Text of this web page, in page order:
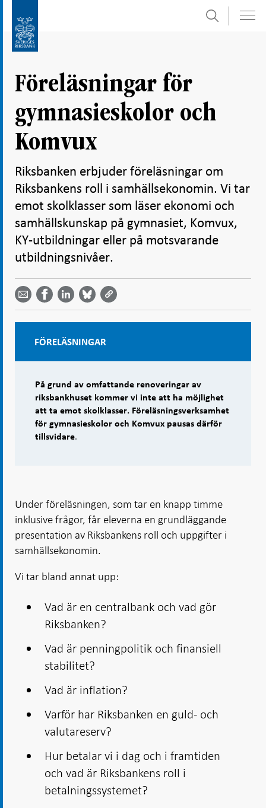
direkt
undersidor
Sök
Föreläsningar för
gymnasieskolor och
Komvux
Riksbanken erbjuder föreläsningar om
Riksbankens roll i samhällsekonomin. Vi tar
emot skolklasser som läser ekonomi och
samhällskunskap på gymnasiet, Komvux,
KY-utbildningar eller på motsvarande
utbildningsnivåer.
Dela
email -
Öppnas
i ny flik
Dela på
Facebook
- Öppnas
Dela på
LinkedIn
-
Öppnas
i ny flik
på
Bluesky
-
på
Twitter
-
FÖRELÄSNINGAR
På grund av omfattande renoveringar av
riksbankhuset kommer vi inte att ha möjlighet
att ta emot skolklasser. Föreläsningsverksamhet
för gymnasieskolor och Komvux pausas därför
tillsvidare.
Under föreläsningen, som tar en knapp timme
inklusive frågor, får eleverna en grundläggande
presentation av Riksbankens roll och uppgifter i
samhällsekonomin.
Vi tar bland annat upp:
Vad är en centralbank och vad gör
Riksbanken?
Vad är penningpolitik och finansiell
stabilitet?
Vad är inflation?
Varför har Riksbanken en guld- och
valutareserv?
Hur betalar vi i dag och i framtiden
och vad är Riksbankens roll i
betalningssystemet?